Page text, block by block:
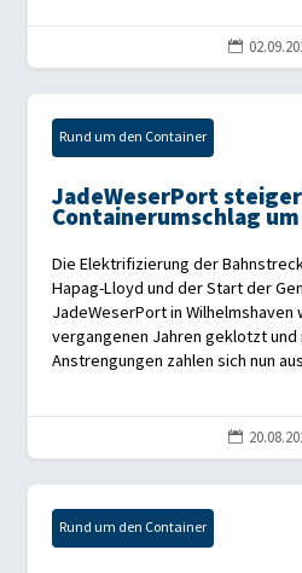

Rund um den Container
JadeWeserPort
Containerumschlag
Die Elektrifizierung der
Hapag-Lloyd und der Start der
JadeWeserPort in Wilhelmshaven
vergangenen Jahren geklotzt
Anstrengungen zahlen sich nun

Rund um den Container